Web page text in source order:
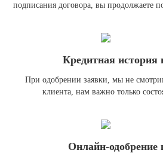
подписания договора, вы продолжаете
Кредитная история
При одобрении заявки, мы не
клиента, нам важно только
Онлайн-одобрение